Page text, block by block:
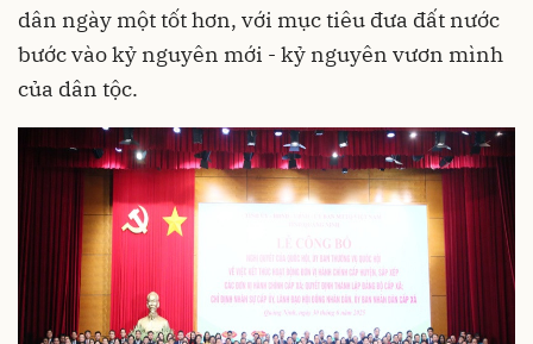
dân ngày một tốt hơn, với mục tiêu đưa đất nước
bước vào kỷ nguyên mới - kỷ nguyên vươn mình
của dân tộc.